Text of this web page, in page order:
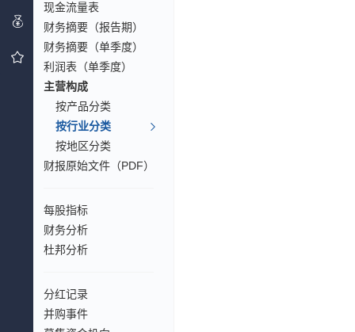
现金流量表
财务摘要（报告期）
财务摘要（单季度）
利润表（单季度）
主营构成
按产品分类
按行业分类
按地区分类
财报原始文件（PDF）
每股指标
财务分析
杜邦分析
分红记录
并购事件